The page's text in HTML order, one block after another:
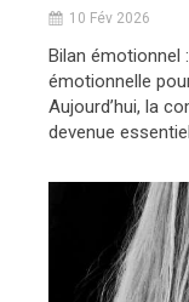
10 Fév 2026
Bilan émotionnel
émotionnelle
Aujourd’hui, la
devenue